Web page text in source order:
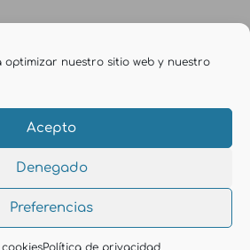
optimizar nuestro sitio web y nuestro
Acepto
Denegado
Preferencias
Política de privacidad